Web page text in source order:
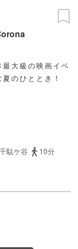
大級の映画イベ
のひととき！
千駄ケ谷
10分